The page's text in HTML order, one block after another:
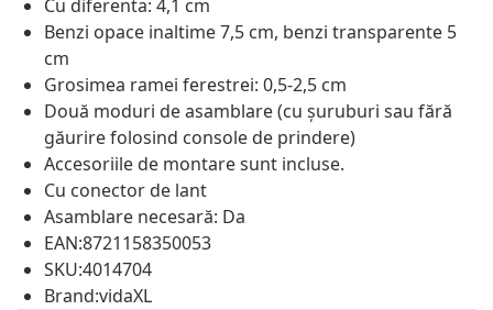
Cu diferenta: 4,1 cm
Benzi opace inaltime 7,5 cm, benzi transparente 5
cm
Grosimea ramei ferestrei: 0,5-2,5 cm
Două moduri de asamblare (cu șuruburi sau fără
găurire folosind console de prindere)
Accesoriile de montare sunt incluse.
Cu conector de lant
Asamblare necesară: Da
EAN:8721158350053
SKU:4014704
Brand:vidaXL